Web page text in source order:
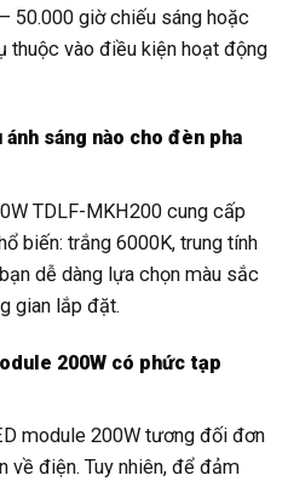
50.000 giờ chiếu sáng hoặc
thuộc vào điều kiện hoạt động
sáng nào cho đèn pha
TDLF-MKH200 cung cấp
biến: trắng 6000K, trung tính
dễ dàng lựa chọn màu sắc
gian lắp đặt.
200W có phức tạp
module 200W tương đối đơn
về điện. Tuy nhiên, để đảm